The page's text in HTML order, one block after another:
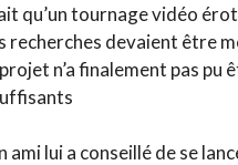
qu’un tournage vidéo
recherches devaient être
n’a finalement pas pu
ami lui a conseillé de se